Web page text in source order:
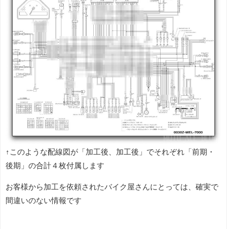
↑このような配線図が「加工後、加工後」でそれぞれ「前期・
後期」の合計４枚付属します
お客様から加工を依頼されたバイク屋さんにとっては、確実で
間違いのない情報です